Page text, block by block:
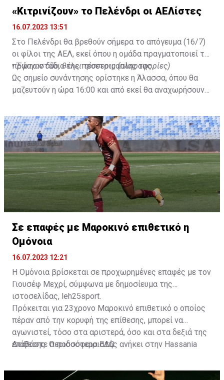
«Κιτρινίζουν» το Πελένδρι οι ΑΕΛίστες
16.07.2023 13:51
Στο Πελένδρι θα βρεθούν σήμερα το απόγευμα (16/7)
οι φίλοι της ΑΕΛ, εκεί όπου η ομάδα πραγματοποιεί το
πρώτο στάδιο της προετοιμασίας της.
•Έφυγαν δύο, θέλει τέσσερις (πληροφορίες)
Ως σημείο συνάντησης ορίστηκε η Άλασσα, όπου θα
μαζευτούν η ώρα 16:00 και από εκεί θα αναχωρήσουν
δώοσυν το παρών τους στην απογευματινή προπόνηση
της ομάδας.
Σε επαφές με Μαροκινό επιθετικό η
Ομόνοια
16.07.2023 12:21
Η Ομόνοια βρίσκεται σε προχωρημένες επαφές με τον
Γιουσέφ Μεχρί, σύμφωνα με δημοσίευμα της
ιστοσελίδας, leh25sport.
Πρόκειται για 23χρονο Μαροκινό επιθετικό ο οποίος
πέραν από την κορυφή της επίθεσης, μπορεί να
αγωνιστεί, τόσο στα αριστερά, όσο και στα δεξιά της
επίθεσης. Ο ποδοσφαιριστής ανήκει στην Hassania
2026.
Διαβάστε περισσότεραΕΔΩ.